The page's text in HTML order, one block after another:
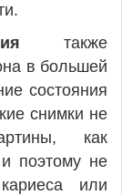
также
в большей
состояния
снимки не
как
и поэтому не
или